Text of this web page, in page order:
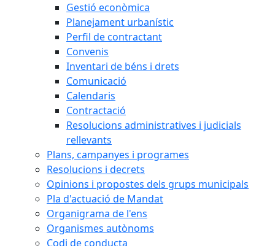
Gestió econòmica
Planejament urbanístic
Perfil de contractant
Convenis
Inventari de béns i drets
Comunicació
Calendaris
Contractació
Resolucions administratives i judicials
rellevants
Plans, campanyes i programes
Resolucions i decrets
Opinions i propostes dels grups municipals
Pla d'actuació de Mandat
Organigrama de l'ens
Organismes autònoms
Codi de conducta